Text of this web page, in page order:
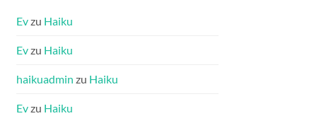
Evzu Haiku
Evzu Haiku
haikuadmin zu Haiku
Evzu Haiku